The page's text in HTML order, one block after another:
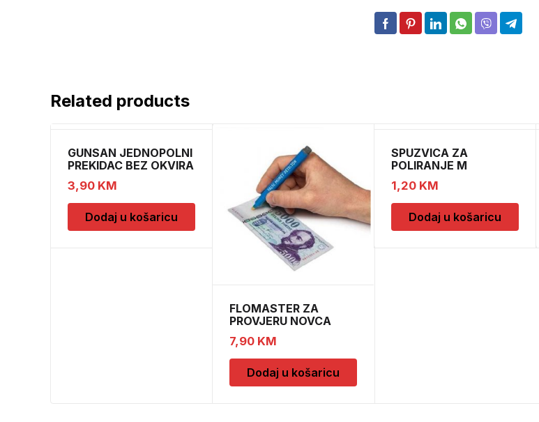
Related products
GUNSAN JEDNOPOLNI
PREKIDAC BEZ OKVIRA
11
3,90 KM
Dodaj u košaricu
FLOMASTER ZA
PROVJERU NOVCA
SAFESCAN 30
7,90 KM
Dodaj u košaricu
SPUZVICA ZA
POLIRANJE M
1,20 KM
Dodaj u košaricu